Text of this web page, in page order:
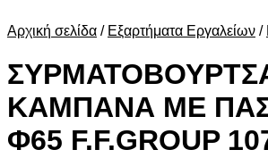
Αρχική σελίδα / Εξαρτήματα Εργαλείων /
ΚΑΜΠΑΝΑ ΜΕ
Φ65 F.F.GROUP